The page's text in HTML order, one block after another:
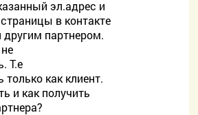
эл.адрес и
в контакте
другим партнером.
Т.е
только как клиент.
и как получить